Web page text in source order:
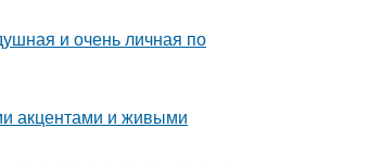
и очень личная по
акцентами и живыми